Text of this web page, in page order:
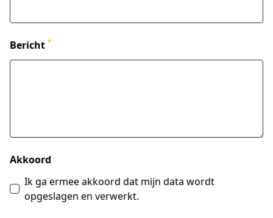
Bericht *
Akkoord
Ik ga ermee akkoord dat mijn data wordt
opgeslagen en verwerkt.